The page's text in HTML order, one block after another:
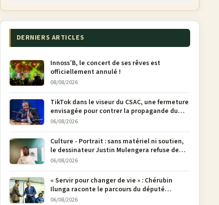
DERNIERS ARTICLES
Innoss’B, le concert de ses rêves est
officiellement annulé !
08/08/2026
TikTok dans le viseur du CSAC, une fermeture
envisagée pour contrer la propagande du
M23
06/08/2026
Culture - Portrait : sans matériel ni soutien,
le dessinateur Justin Mulengera refuse de
poser son crayon
06/08/2026
« Servir pour changer de vie » : Chérubin
Ilunga raconte le parcours du député
national Jethro Muyombi Tshimbu en 137
06/08/2026